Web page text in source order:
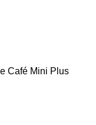
Café Mini Plus